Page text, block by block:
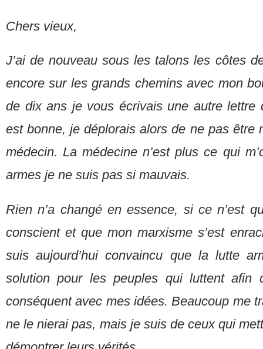
Chers vieux,
J’ai de nouveau sous les talons les côtes
encore sur les grands chemins avec mon
de dix ans je vous écrivais une autre lettre
est bonne, je déplorais alors de ne pas être
médecin. La médecine n’est plus ce qui
armes je ne suis pas si mauvais.
Rien n’a changé en essence, si ce n’est
conscient et que mon marxisme s’est
suis aujourd’hui convaincu que la lutte
solution pour les peuples qui luttent
conséquent avec mes idées. Beaucoup me
ne le nierai pas, mais je suis de ceux qui